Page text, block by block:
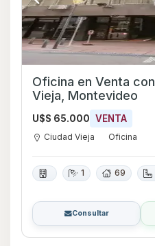
Oficina en Venta con Garage en Ciudad
Vieja, Montevideo
U$S 65.000 VENTA
Ciudad Vieja Oficina
1 69
Consultar